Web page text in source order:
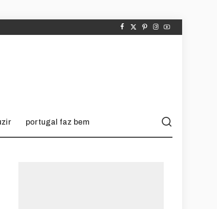
portugal faz bem